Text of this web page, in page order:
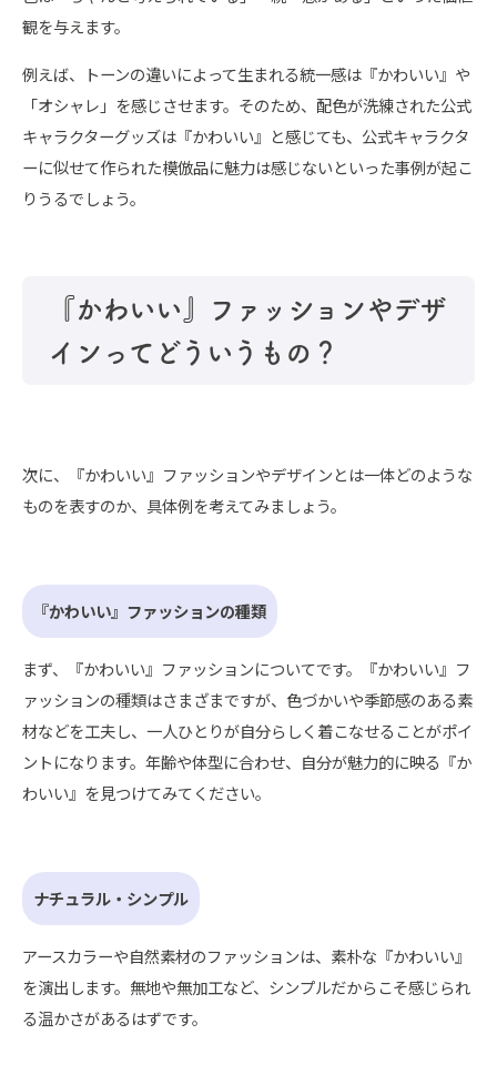
観を与えます。
例えば、トーンの違いによって生まれる統一感は『かわいい』や
「オシャレ」を感じさせます。そのため、配色が洗練された公式
キャラクターグッズは『かわいい』と感じても、公式キャラクタ
ーに似せて作られた模倣品に魅力は感じないといった事例が起こ
りうるでしょう。
『かわいい』ファッションやデザ
インってどういうもの？
次に、『かわいい』ファッションやデザインとは一体どのような
ものを表すのか、具体例を考えてみましょう。
『かわいい』ファッションの種類
まず、『かわいい』ファッションについてです。『かわいい』フ
ァッションの種類はさまざまですが、色づかいや季節感のある素
材などを工夫し、一人ひとりが自分らしく着こなせることがポイ
ントになります。年齢や体型に合わせ、自分が魅力的に映る『か
わいい』を見つけてみてください。
ナチュラル・シンプル
アースカラーや自然素材のファッションは、素朴な『かわいい』
を演出します。無地や無加工など、シンプルだからこそ感じられ
る温かさがあるはずです。